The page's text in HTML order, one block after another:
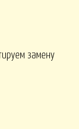
замену